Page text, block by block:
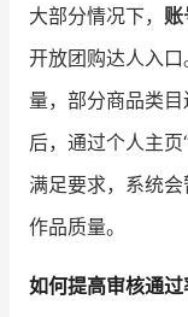
大部分情况下，
开放团购达人入
量，部分商品类
后，通过个人主
满足要求，系统
作品质量。
如何提高审核通过